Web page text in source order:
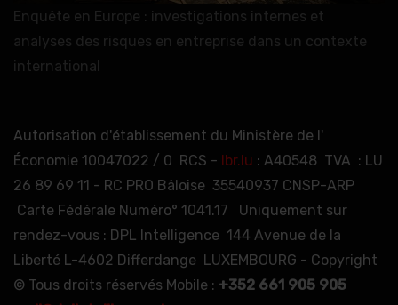
Enquête en Europe : investigations internes et
analyses des risques en entreprise dans un contexte
international
Autorisation d'établissement du Ministère de l'
Économie 10047022 / 0 RCS - lbr.lu : A40548 TVA : LU
26 89 69 11 - RC PRO Bâloise 35540937 CNSP-ARP
Carte Fédérale Numéro° 1041.17 Uniquement sur
rendez-vous : DPL Intelligence 144 Avenue de la
Liberté L-4602 Differdange LUXEMBOURG - Copyright
© Tous droits réservés Mobile : +352 661 905 905